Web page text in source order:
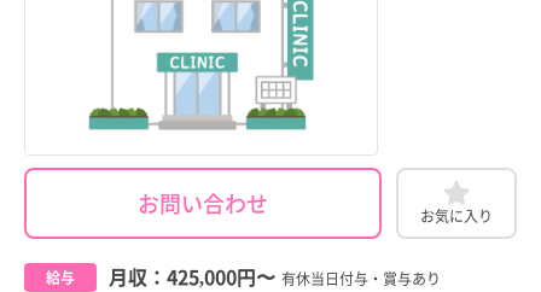
お問い合わせ お気に入り
給与 月収： 425,000円〜 有休当日付与・賞与あり